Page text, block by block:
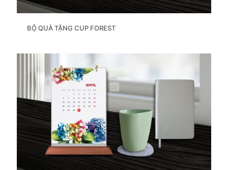
BỘ QUÀ TẶNG CUP FOREST